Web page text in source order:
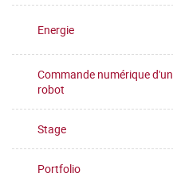
Energie
Commande numérique d'un
robot
Stage
Portfolio